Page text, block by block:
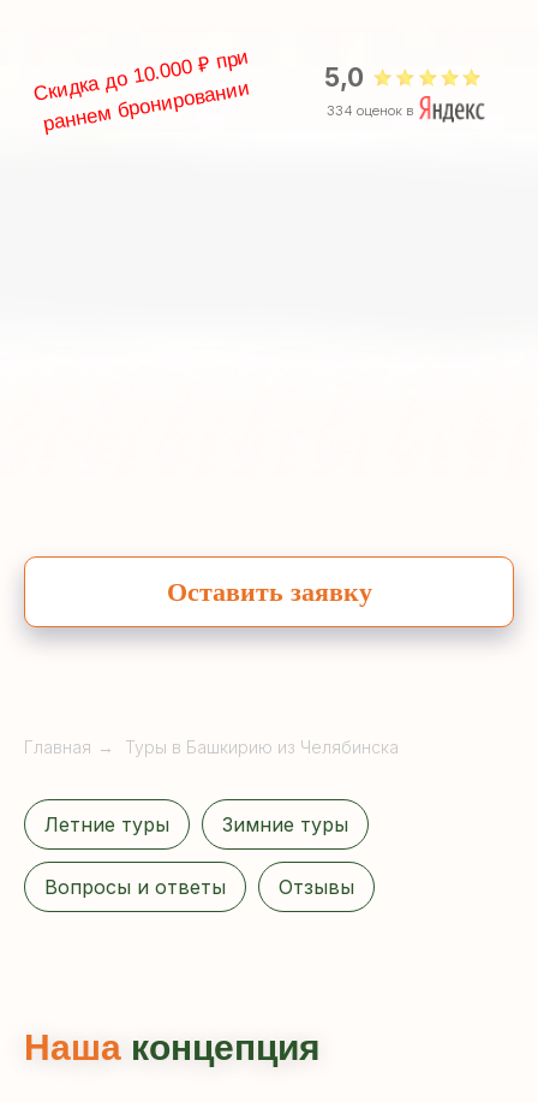
Оставить заявку
Главная → Туры в Башкирию из Челябинска
Летние туры Зимние туры
Вопросы и ответы Отзывы
Наша концепция